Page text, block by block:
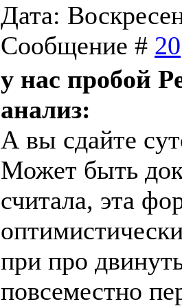
Дата:
Сообщение # 20
у нас пробой
анализ:
А вы сдайте
Может быть
считала, эта
при про
повсеместно